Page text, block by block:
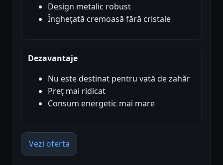
Design metalic robust
Înghețată cremoasă fără cristale
Dezavantaje
Nu este destinat pentru vată de zahăr
Preț mai ridicat
Consum energetic mai mare
Vezi oferta